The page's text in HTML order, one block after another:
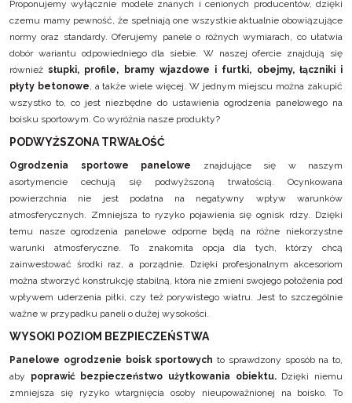
Proponujemy wyłącznie modele znanych i cenionych producentów, dzięki
czemu mamy pewność, że spełniają one wszystkie aktualnie obowiązujące
normy oraz standardy. Oferujemy panele o różnych wymiarach, co ułatwia
dobór wariantu odpowiedniego dla siebie. W naszej ofercie znajdują się
równieżsłupki, profile, bramy wjazdowe i furtki, obejmy, łączniki i
płyty betonowe, a także wiele więcej. W jednym miejscu można zakupić
wszystko to, co jest niezbędne do ustawienia ogrodzenia panelowego na
boisku sportowym. Co wyróżnia nasze produkty?
PODWYŻSZONA TRWAŁOŚĆ
Ogrodzenia sportowe panelowe znajdujące się w naszym
asortymencie cechują się podwyższoną trwałością. Ocynkowana
powierzchnia nie jest podatna na negatywny wpływ warunków
atmosferycznych. Zmniejsza to ryzyko pojawienia się ognisk rdzy. Dzięki
temu nasze ogrodzenia panelowe odporne będą na różne niekorzystne
warunki atmosferyczne. To znakomita opcja dla tych, którzy chcą
zainwestować środki raz, a porządnie. Dzięki profesjonalnym akcesoriom
można stworzyć konstrukcję stabilną, która nie zmieni swojego położenia pod
wpływem uderzenia piłki, czy też porywistego wiatru. Jest to szczególnie
ważne w przypadku paneli o dużej wysokości.
WYSOKI POZIOM BEZPIECZEŃSTWA
Panelowe ogrodzenie boisk sportowych to sprawdzony sposób na to,
aby poprawić bezpieczeństwo użytkowania obiektu.Dzięki niemu
zmniejsza się ryzyko wtargnięcia osoby nieupoważnionej na boisko. To